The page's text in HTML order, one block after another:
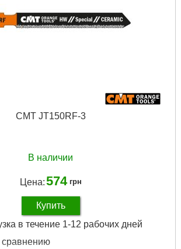
CMT JT150RF-3
В наличии
Цена:574 грн
Купить
в течение 1-12 рабочих дней
сравнению